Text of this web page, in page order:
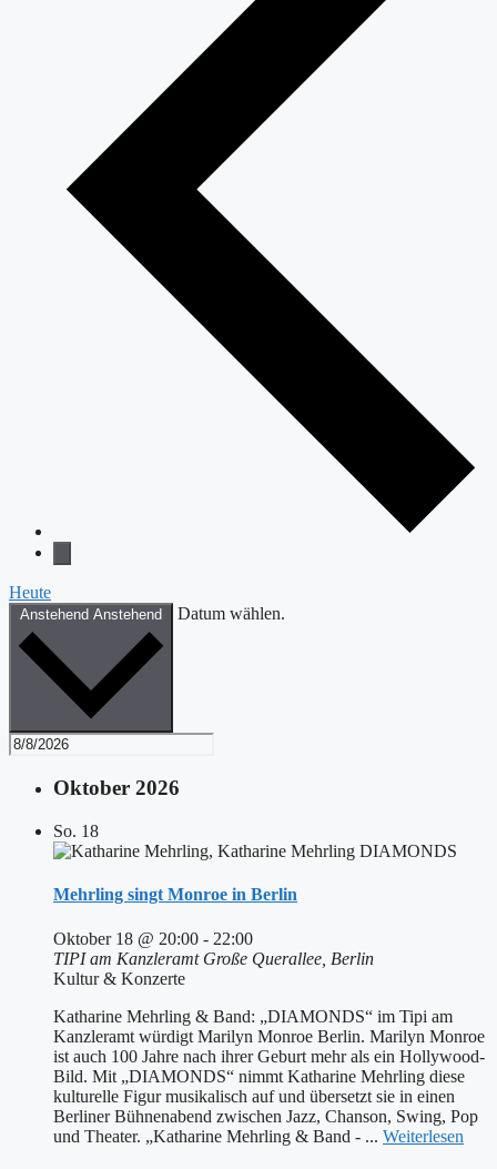
Heute
Anstehend Anstehend Datum wählen.
Oktober 2026
So. 18
Mehrling singt Monroe in Berlin
Oktober 18 @ 20:00 - 22:00
TIPI am Kanzleramt Große Querallee, Berlin
Kultur & Konzerte
Katharine Mehrling & Band: „DIAMONDS“ im Tipi am
Kanzleramt würdigt Marilyn Monroe Berlin. Marilyn Monroe
ist auch 100 Jahre nach ihrer Geburt mehr als ein Hollywood-
Bild. Mit „DIAMONDS“ nimmt Katharine Mehrling diese
kulturelle Figur musikalisch auf und übersetzt sie in einen
Berliner Bühnenabend zwischen Jazz, Chanson, Swing, Pop
und Theater. „Katharine Mehrling & Band - ... Weiterlesen